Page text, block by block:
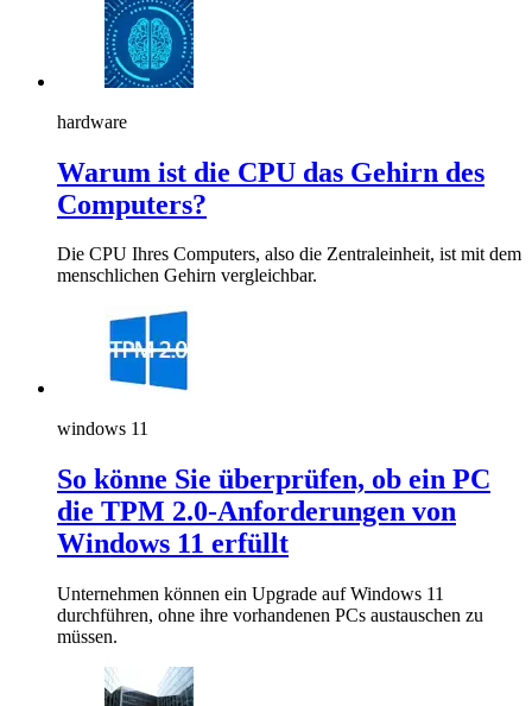
hardware
Warum ist die CPU das Gehirn des
Computers?
Die CPU Ihres Computers, also die Zentraleinheit, ist mit dem
menschlichen Gehirn vergleichbar.
windows 11
So könne Sie überprüfen, ob ein PC
die TPM 2.0-Anforderungen von
Windows 11 erfüllt
Unternehmen können ein Upgrade auf Windows 11
durchführen, ohne ihre vorhandenen PCs austauschen zu
müssen.